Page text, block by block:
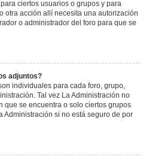
ciertos usuarios o grupos y para
otra acción allí necesita una autorización
o administrador del foro para que se
adjuntos?
individuales para cada foro, grupo,
Tal vez La Administración no
que se encuentra o solo ciertos grupos
si no está seguro de por